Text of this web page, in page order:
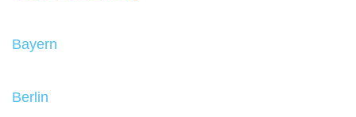
Bayern
Berlin